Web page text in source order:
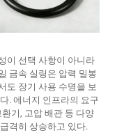
이 선택 사항이 아니라
금속 실링은 압력 밀봉
도 장기 사용 수명을 보
. 에너지 인프라의 요구
기, 고압 배관 등 다양
격히 상승하고 있다.